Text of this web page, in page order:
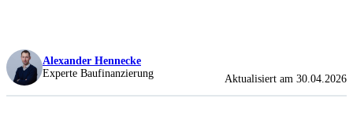
Alexander Hennecke
Experte Baufinanzierung
Aktualisiert am 30.04.2026